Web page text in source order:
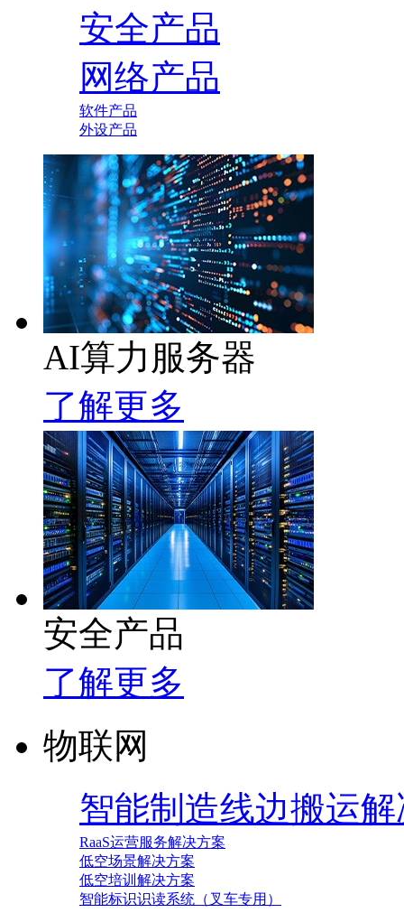
安全产品
网络产品
软件产品
外设产品
AI算力服务器
了解更多
安全产品
了解更多
物联网
智能制造线边搬运
RaaS运营服务解决方案
低空场景解决方案
低空培训解决方案
智能标识识读系统（叉车专用）